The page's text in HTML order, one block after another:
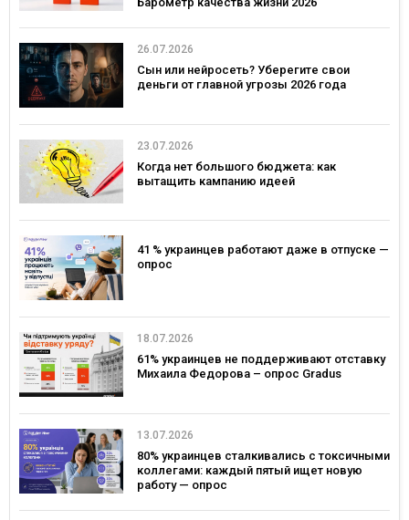
26.07.2026
Сын или нейросеть? Уберегите свои
деньги от главной угрозы 2026 года
23.07.2026
Когда нет большого бюджета: как
вытащить кампанию идеей
41 % украинцев работают даже в отпуске —
опрос
18.07.2026
61% украинцев не поддерживают отставку
Михаила Федорова – опрос Gradus
13.07.2026
80% украинцев сталкивались с токсичными
коллегами: каждый пятый ищет новую
работу — опрос